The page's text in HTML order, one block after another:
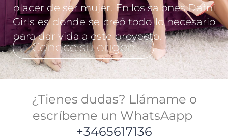
placer de ser mujer. En los salones Dafni
Girls es donde se creó todo lo necesario
para dar vida a este proyecto.
Conoce su origen
¿Tienes dudas? Llámame o
escríbeme un WhatsAapp
+3465617136